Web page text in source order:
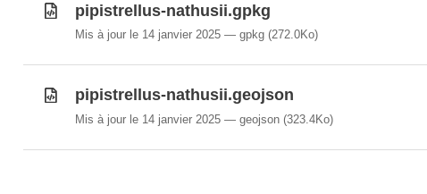
pipistrellus-nathusii.gpkg
Mis à jour le 14 janvier 2025 gpkg(272.0Ko)
pipistrellus-nathusii.geojson
Mis à jour le 14 janvier 2025 geojson(323.4Ko)